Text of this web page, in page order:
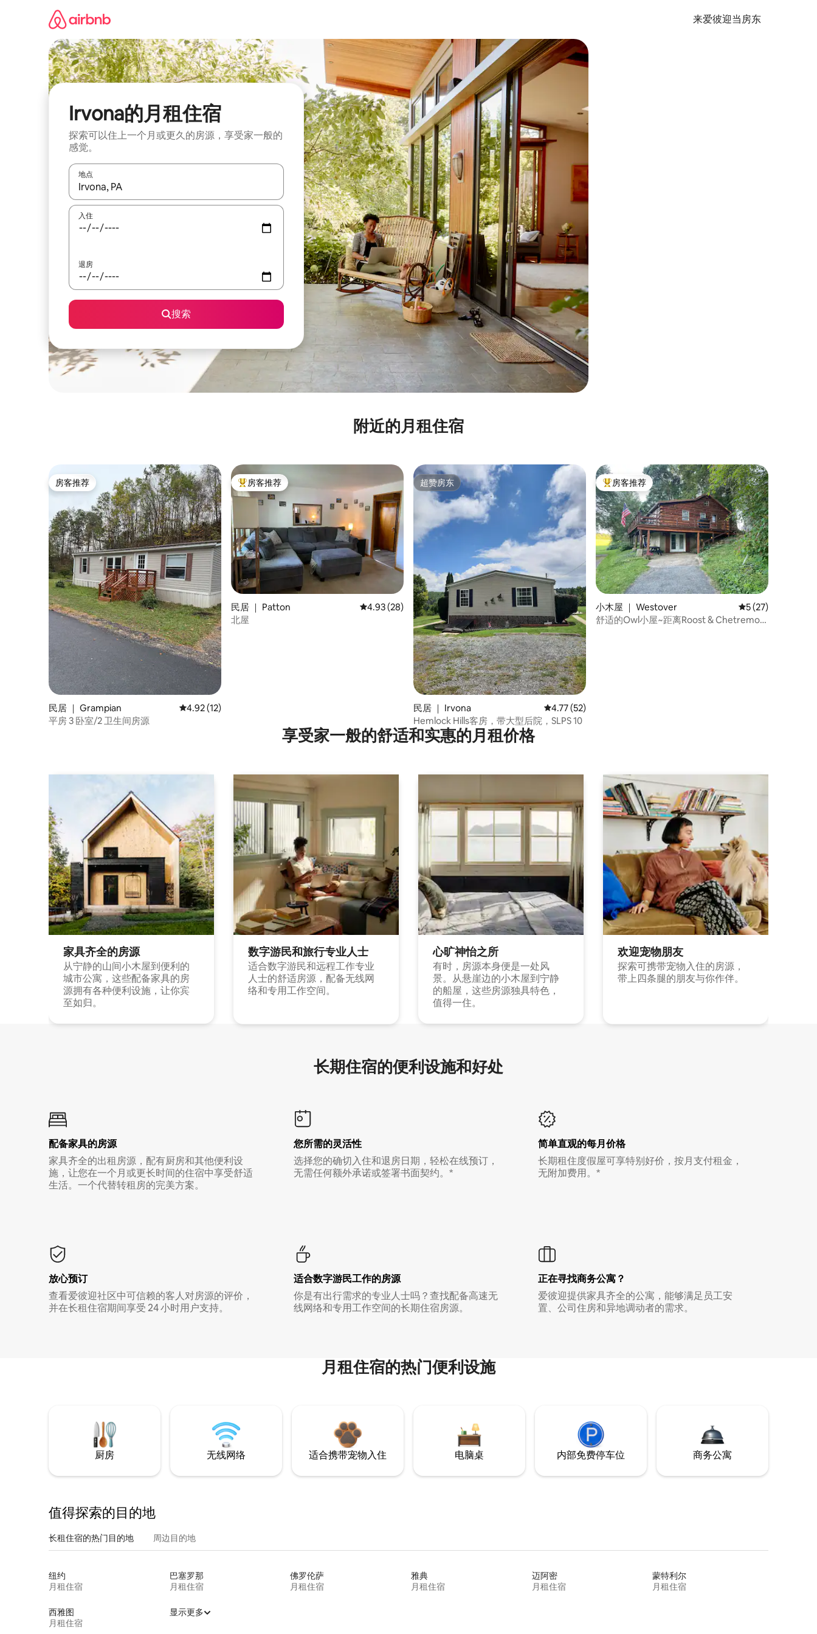
来爱彼迎当房东
Irvona的月租住宿
探索可以住上一个月或更久的房源，享受家一般的
感觉。
地点
如有搜索结果，请使用上下方向键查看，或通过点击或滑动手势浏览。
入住
退房
搜索
附近的月租住宿
房客推荐
房客推荐
民居 ｜ Grampian 平均评分 4.92 分（满分 5 分），共 12 条评价
4.92 (12)
平房 3 卧室/2 卫生间房源
热门「房客推荐」
房客推荐
民居 ｜ Patton 平均评分 4.93 分（满分 5 分），共 28 条评价
4.93 (28)
北屋
超赞房东
超赞房东
民居 ｜ Irvona 平均评分 4.77 分（满分 5 分），共 52 条评价
4.77 (52)
Hemlock Hills客房，带大型后院，SLPS 10
热门「房客推荐」
房客推荐
小木屋 ｜ Westover 平均评分 5 分（满
5 (27)
舒适的Owl小屋~距离Roost & Chetremon
享受家一般的舒适和实惠的月租价格
家具齐全的房源
从宁静的山间小木屋到便利的
城市公寓，这些配备家具的房
源拥有各种便利设施，让你宾
至如归。
数字游民和旅行专业人士
适合数字游民和远程工作专业
人士的舒适房源，配备无线网
络和专用工作空间。
心旷神怡之所
有时，房源本身便是一处风
景。从悬崖边的小木屋到宁静
的船屋，这些房源独具特色，
值得一住。
欢迎宠物朋友
探索可携带宠物入住的房源，
带上四条腿的朋友与你作伴。
长期住宿的便利设施和好处
配备家具的房源
家具齐全的出租房源，配有厨房和其他便利设
施，让您在一个月或更长时间的住宿中享受舒适
生活。一个代替转租房的完美方案。
您所需的灵活性
选择您的确切入住和退房日期，轻松在线预订，
无需任何额外承诺或签署书面契约。*
简单直观的每月价格
长期租住度假屋可享特别好价，按月支付租金，
无附加费用。*
放心预订
查看爱彼迎社区中可信赖的客人对房源的评价，
并在长租住宿期间享受 24 小时用户支持。
适合数字游民工作的房源
你是有出行需求的专业人士吗？查找配备高速无
线网络和专用工作空间的长期住宿房源。
正在寻找商务公寓？
爱彼迎提供家具齐全的公寓，能够满足员工安
置、公司住房和异地调动者的需求。
月租住宿的热门便利设施
厨房 无线网络 适合携带宠物入住 电脑桌 内部免费停车位 商务公寓
值得探索的目的地
长租住宿的热门目的地 周边目的地
纽约
月租住宿
巴塞罗那
月租住宿
佛罗伦萨
月租住宿
雅典
月租住宿
迈阿密
月租住宿
蒙特利尔
月租住宿
西雅图
月租住宿
显示更多